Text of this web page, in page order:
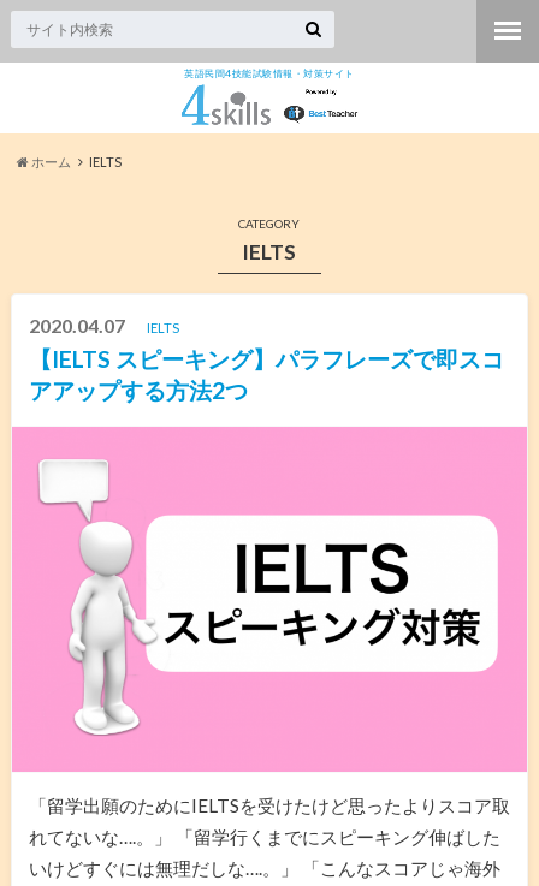
英語民間4技能試験情報・対策サイト
ホーム IELTS
CATEGORY
IELTS
2020.04.07 IELTS
【IELTS スピーキング】パラフレーズで即スコ
アアップする方法2つ
「留学出願のためにIELTSを受けたけど思ったよりスコア取
れてないな….。」 「留学行くまでにスピーキング伸ばした
いけどすぐには無理だしな….。」 「こんなスコアじゃ海外